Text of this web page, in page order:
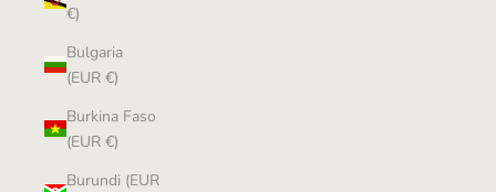
€)
Bulgaria
(EUR €)
Burkina Faso
(EUR €)
Burundi (EUR